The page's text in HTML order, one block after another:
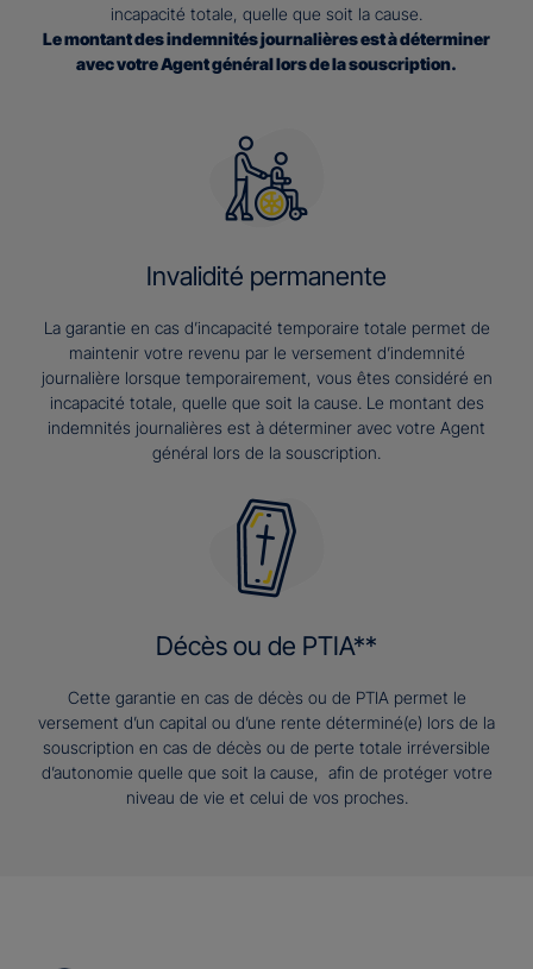
incapacité totale, quelle que soit la cause.
Le montant des indemnités journalières est à déterminer
avec votre Agent général lors de la souscription.
Invalidité permanente
La garantie en cas d’incapacité temporaire totale permet de
maintenir votre revenu par le versement d’indemnité
journalière lorsque temporairement, vous êtes considéré en
incapacité totale, quelle que soit la cause. Le montant des
indemnités journalières est à déterminer avec votre Agent
général lors de la souscription.
Décès ou de PTIA**
Cette garantie en cas de décès ou de PTIA permet le
versement d’un capital ou d’une rente déterminé(e) lors de la
souscription en cas de décès ou de perte totale irréversible
d’autonomie quelle que soit la cause, afin de protéger votre
niveau de vie et celui de vos proches.